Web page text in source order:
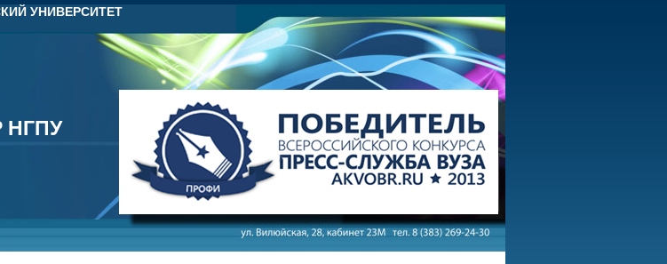
УНИВЕРСИТЕТ
НГПУ
НГПУ